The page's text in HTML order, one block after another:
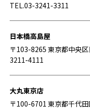
TEL.03-3241-3311
日本橋高島屋
〒103-8265 東京都中央
3211-4111
大丸東京店
〒100-6701 東京都千代